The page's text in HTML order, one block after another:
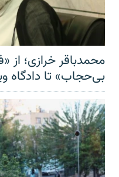
محمدباقر خرازی؛ از
بی‌حجاب» تا دادگاه